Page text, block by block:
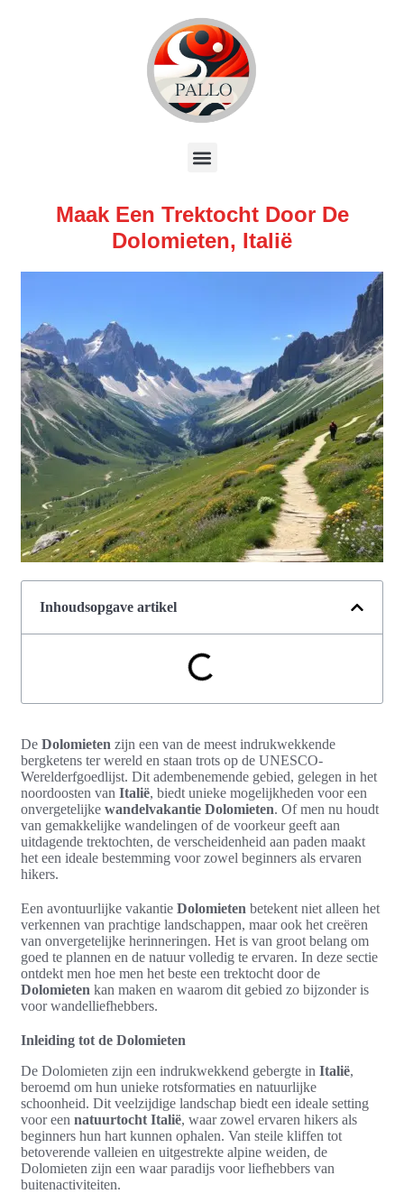
Maak Een Trektocht Door De
Dolomieten, Italië
Inhoudsopgave artikel
De Dolomieten zijn een van de meest indrukwekkende
bergketens ter wereld en staan trots op de UNESCO-
Werelderfgoedlijst. Dit adembenemende gebied, gelegen in het
noordoosten van Italië, biedt unieke mogelijkheden voor een
onvergetelijke wandelvakantie Dolomieten. Of men nu houdt
van gemakkelijke wandelingen of de voorkeur geeft aan
uitdagende trektochten, de verscheidenheid aan paden maakt
het een ideale bestemming voor zowel beginners als ervaren
hikers.
Een avontuurlijke vakantie Dolomieten betekent niet alleen het
verkennen van prachtige landschappen, maar ook het creëren
van onvergetelijke herinneringen. Het is van groot belang om
goed te plannen en de natuur volledig te ervaren. In deze sectie
ontdekt men hoe men het beste een trektocht door de
Dolomieten kan maken en waarom dit gebied zo bijzonder is
voor wandelliefhebbers.
Inleiding tot de Dolomieten
De Dolomieten zijn een indrukwekkend gebergte in Italië,
beroemd om hun unieke rotsformaties en natuurlijke
schoonheid. Dit veelzijdige landschap biedt een ideale setting
voor een natuurtocht Italië, waar zowel ervaren hikers als
beginners hun hart kunnen ophalen. Van steile kliffen tot
betoverende valleien en uitgestrekte alpine weiden, de
Dolomieten zijn een waar paradijs voor liefhebbers van
buitenactiviteiten.